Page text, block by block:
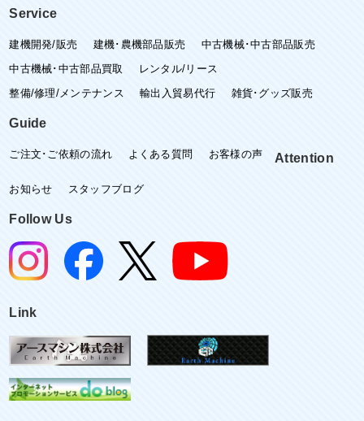
Service
建機開発/販売 建機･農機部品販売
中古機械･中古部品販売
中古機械･中古部品買取
レンタル/リース
整備/修理/メンテナンス
輸出入貿易代行 雑貨･グッズ販売
Guide
ご注文･ご依頼の流れ よくある質問 お客様の声 Attention
お知らせ スタッフブログ
Follow Us
Link